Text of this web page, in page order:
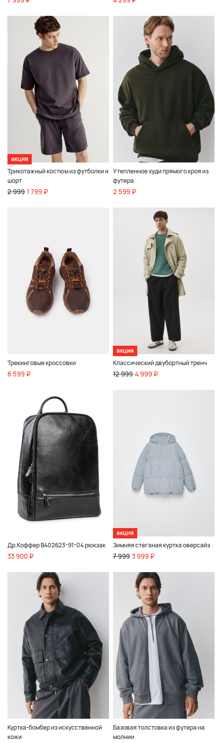
акция
Трикотажный костюм из футболки и
шорт
2 999 1 799 ₽
Утепленное худи прямого кроя из
футера
2 599 ₽
Трекинговые кроссовки
6 599 ₽
акция
Классический двубортный тренч
12 999 4 999 ₽
Др.Коффер B402623-91-04 рюкзак
33 900 ₽
акция
Зимняя стеганая куртка оверсайз
7 999 3 999 ₽
Куртка-бомбер из искусственной
кожи
Базовая толстовка из футера на
молнии